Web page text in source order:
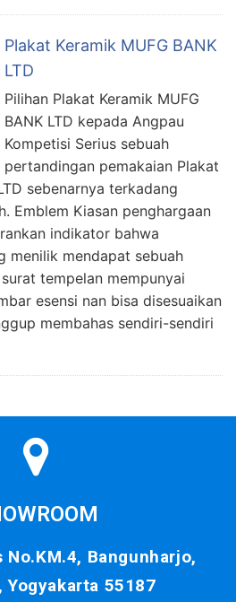
Plakat Keramik MUFG BANK
LTD
Pilihan Plakat Keramik MUFG
BANK LTD kepada Angpau
Kompetisi Serius sebuah
pertandingan pemakaian Plakat
sebenarnya terkadang
Emblem Kiasan penghargaan
indikator bahwa
menilik mendapat sebuah
tempelan mempunyai
esensi nan bisa disesuaikan
membahas sendiri-sendiri
Bangunharjo,
Yogyakarta 55187